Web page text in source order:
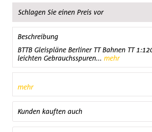
Schlagen Sie einen Preis vor
Beschreibung
BTTB Gleispläne Berliner TT Bahnen TT
leichten Gebrauchsspuren... mehr
mehr
Kunden kauften auch